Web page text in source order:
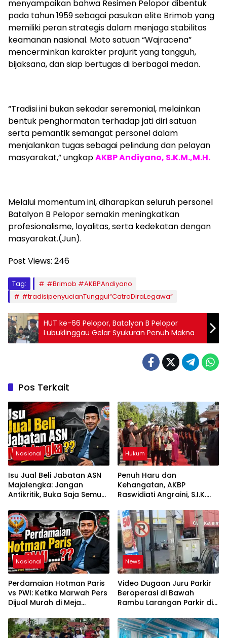
menyampaikan bahwa Resimen Pelopor dibentuk
pada tahun 1959 sebagai pasukan elite Brimob yang
memiliki peran strategis dalam menjaga stabilitas
keamanan nasional. Moto satuan “Wajracena”
mencerminkan karakter prajurit yang tangguh,
bijaksana, dan siap bertugas di berbagai medan.
“Tradisi ini bukan sekadar seremonial, melainkan
bentuk penghormatan terhadap jati diri satuan
serta pemantik semangat personel dalam
menjalankan tugas sebagai pelindung dan pelayan
masyarakat,” ungkapAKBP Andiyano, S.K.M.,M.H.
Melalui momentum ini, diharapkan seluruh personel
Batalyon B Pelopor semakin meningkatkan
profesionalisme, loyalitas, serta kedekatan dengan
masyarakat.(Jun).
Post Views: 246
Tag:
#Brimob #AKBPAndiyano
#tradisipenyucianTunggul“CatraDiraLegawa”
HUT ke-66 Pelopor, Batalyon B Pelopor
Lubuklinggau Gelar Syukuran Penuh Makna
Pos Terkait
Nasional
Isu Jual Beli Jabatan ASN
Majalengka: Jangan
Antikritik, Buka Saja Semua
Jabatan kepada Publik
Oleh: Aceng Syamsul
Hadie, S.Sos., MM. Ketua
Dewan Pembina Pusat
ASWIN
Hukum
Penuh Haru dan
Kehangatan, AKBP
Raswidiati Angraini, S.I.K.
Lampung Utara
Nasional
Perdamaian Hotman Paris
vs PWI: Ketika Marwah Pers
Dijual Murah di Meja
Syamsul Hadie (ASH)”
News
Video Dugaan Juru Parkir
Beroperasi di Bawah
Rambu Larangan Parkir di
Warganet Soroti Dugaan
Pelanggaran